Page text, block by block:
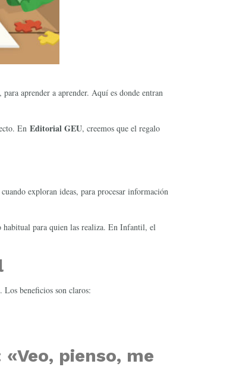
aprender a aprender. Aquí es donde entran
En Editorial GEU, creemos que el regalo
exploran ideas, para procesar información
habitual para quien las realiza. En Infantil, el
Los beneficios son claros:
«Veo, pienso, me